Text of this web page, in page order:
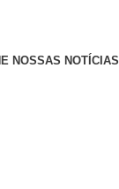
NOSSAS NOTÍCIAS